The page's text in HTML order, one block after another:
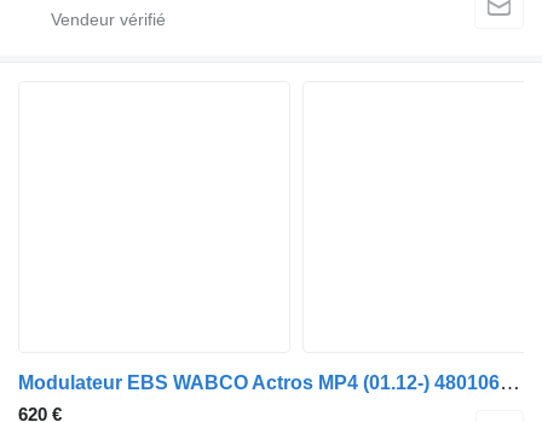
Modulateur EBS WABCO Actros MP4 (01.12-) 4801065120 pour camion Mercedes-Benz Actros MP4 Antos Arocs (2012-)
620 €